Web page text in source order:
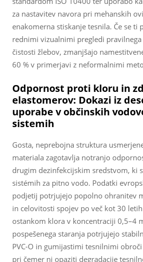
za nastavitev navora pri mehanskih
enakomerna stiskanje tesnila. Če se ti
rednimi vizualnimi pregledi pravilnega
čistosti žlebov, zmanjšajo
60 % v primerjavi z neformalnimi
Odpornost proti kloru in
elastomerov: Dokazi iz
uporabe v občinskih
sistemih
Gosta, neprebojna struktura
materiala zagotavlja notranjo
drugim dezinfekcijskim sredstvom, ki
sistémih za pitno vodo. Podatki
podjetij potrjujejo popolno ohranitev
in celovitosti spojev po več kot 30
ostankom klora v koncentraciji 0,5–4
pospešenega staranja potrjujejo
PVC-O in gumijastimi tesnilnimi
pri čemer ni opaziti degradacije